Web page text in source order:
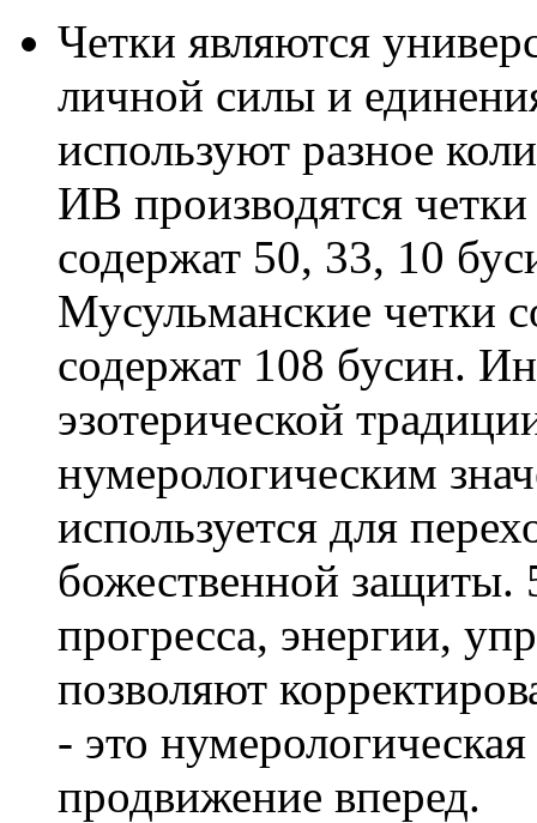
Четки являются
личной силы и
используют разное
ИВ производятся
содержат 50, 33, 10
Мусульманские четки
содержат 108 бусин.
эзотерической
нумерологическим
используется для
божественной защиты.
прогресса, энергии,
позволяют
- это
продвижение вперед.